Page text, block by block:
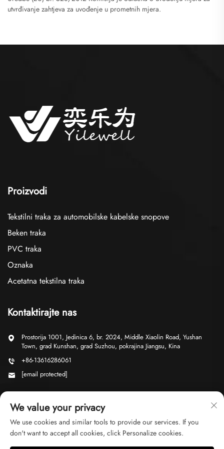
utvrđivanje zahtjeva za uvođenje u prometnih mjera.
Proizvodi
Tekstilni traka za automobilske kabelske snopove
Beken traka
PVC traka
Oznaka
Acetatna tekstilna traka
Kontaktirajte nas
Prostorija 1001, Jedinica 6, br. 2024, Middle Xiaolin Road, Yushan
Town, grad Kunshan, grad Suzhou, pokrajina Jiangsu, Kina
+86-13616286061
[email protected]
Copyright © 2026 Suzhou Ji Yu Trading Co., Ltd. Sva prava rezervirana
We value your privacy
We use cookies and similar tools to provide our services. If you
don't want to accept all cookies, click Personalize cookies.